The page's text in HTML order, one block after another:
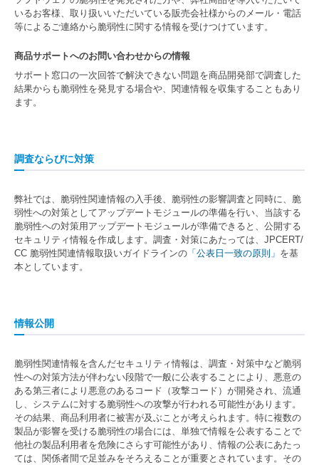
いるお客様、取り扱いいただいている販売会社様からのメール・電話
等によるご連絡から脆弱性に関する情報を受けつけています。
商品サポートへのお問い合わせからの情報
サポート窓口の一次回答で解決できない問題を商品開発部で調査した
結果からも脆弱性を発見する場合や、関連情報を収集することもあり
ます。
調査ならびに対策
弊社では、脆弱性関連情報の入手後、脆弱性の影響調査と同時に、脆
弱性への対策としてアップデートモジュールの準備を行い、当該する
脆弱性への対策用アップデートモジュールが準備できると、公開する
セキュリティ情報を作成します。調査・対策にあたっては、JPCERT/
CC 脆弱性関連情報取扱いガイドラインの 「公表日一致の原則」 を基
本としています。
情報公開
脆弱性関連情報を含んだセキュリティ情報は、調査・対策中など脆弱
性への対策方法が伴わない段階で一般に公表することにより、悪意の
ある第三者により悪意のあるコード（攻撃コード）が開発され、流通
し、システムに対する脆弱性への攻撃が行われる可能性があります。
その結果、商品利用者に被害が及ぶことが考えられます。特に複数の
製品が影響を受ける脆弱性の場合には、単独で情報を公表することで
他社の製品利用者を危険にさらす可能性があり、情報の公表にあたっ
ては、関係者間で足並みをそろえることが重要とされています。その